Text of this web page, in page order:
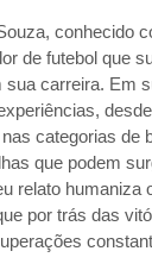
conhecido
de futebol que
sua carreira. Em
categorias de
que podem
relato humaniza
por trás das